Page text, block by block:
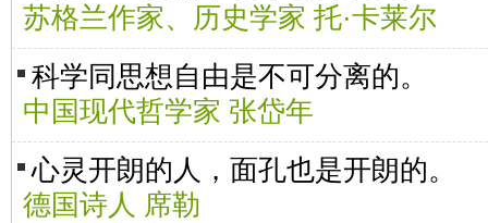
苏格兰作家、历史学家 托·卡莱尔
科学同思想自由是不可分离的。
中国现代哲学家 张岱年
心灵开朗的人，面孔也是开朗的。
德国诗人 席勒